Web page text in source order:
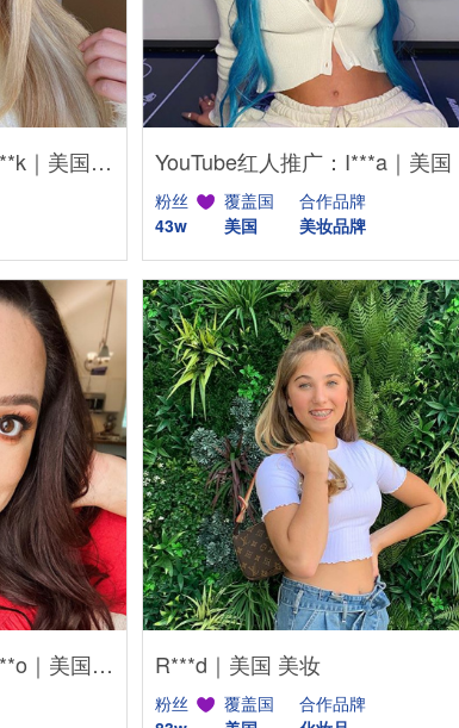
YouTube红人推广：K***k｜美国 美妆
粉丝
43w
覆盖国
美国
合作品牌
美妆品牌
YouTube红人推广：A***o｜美国 美妆 R***d｜美国 美妆
粉丝
覆盖国
合作品牌